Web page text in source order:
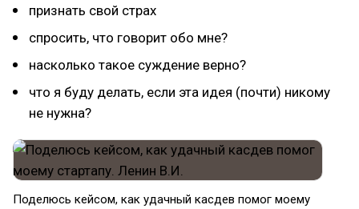
признать свой страх
спросить, что говорит обо мне?
насколько такое суждение верно?
что я буду делать, если эта идея (почти) никому
не нужна?
Поделюсь кейсом, как удачный касдев помог моему